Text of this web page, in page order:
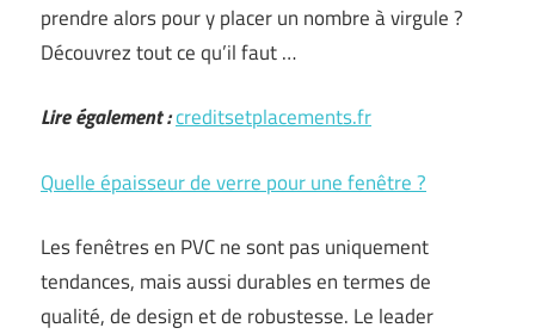
prendre alors pour y placer un nombre à virgule ?
Découvrez tout ce qu’il faut …
Lire également :creditsetplacements.fr
Quelle épaisseur de verre pour une fenêtre ?
Les fenêtres en PVC ne sont pas uniquement
tendances, mais aussi durables en termes de
qualité, de design et de robustesse. Le leader